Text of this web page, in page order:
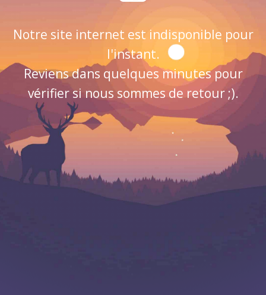
Notre site internet est indisponible pour
l'instant.
Reviens dans quelques minutes pour
vérifier si nous sommes de retour ;).